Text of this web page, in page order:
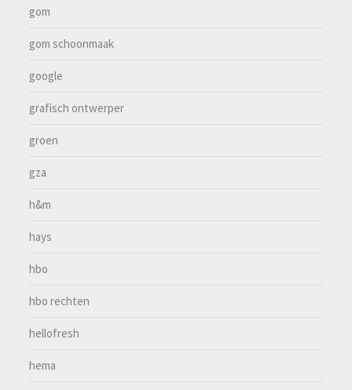
gom
gom schoonmaak
google
grafisch ontwerper
groen
gza
h&m
hays
hbo
hbo rechten
hellofresh
hema